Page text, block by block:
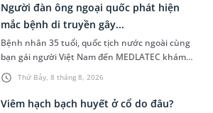
Thứ Bảy, 8 tháng 8, 2026
Người đàn ông ngoại quốc phát hiện
mắc bệnh di truyền gây...
Bệnh nhân 35 tuổi, quốc tịch nước ngoài cùng
bạn gái người Việt Nam đến MEDLATEC khám
sức khỏe tiền hôn nhân. Qua thăm khám và
làm các xét nghiệm chuyên sâu,...
Viêm hạch bạch huyết ở cổ do đâu?